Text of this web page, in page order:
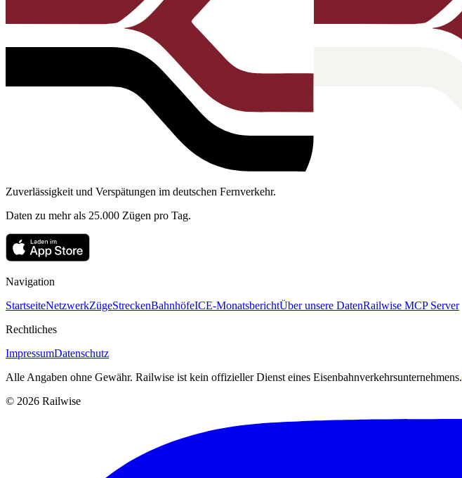
Zuverlässigkeit und Verspätungen im deutschen Fernverkehr.
Daten zu mehr als 25.000 Zügen pro Tag.
Navigation
StartseiteNetzwerkZügeStreckenBahnhöfeICE-MonatsberichtÜber unsere DatenRailwise MCP Server
Rechtliches
ImpressumDatenschutz
Alle Angaben ohne Gewähr. Railwise ist kein offizieller Dienst eines Eisenbahnverkehrsunternehmens.
© 2026 Railwise